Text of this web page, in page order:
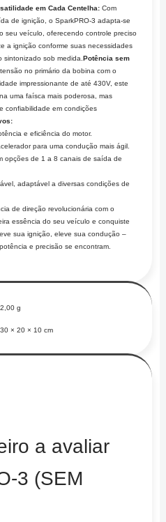
em Cada Centelha: Com
de ignição, o SparkPRO-3 adapta-se
seu veículo, oferecendo controle preciso
a ignição conforme suas necessidades
sintonizado sob medida.Potência sem
no primário da bobina com o
impressionante de até 430V, este
uma faísca mais poderosa, mas
confiabilidade em condições
e eficiência do motor.
para uma condução mais ágil.
opções de 1 a 8 canais de saída de
adaptável a diversas condições de
de direção revolucionária com o
essência do seu veículo e conquiste
sua ignição, eleve sua condução –
e precisão se encontram.
2,00 g
30 × 20 × 10 cm
a avaliar
3 (SEM